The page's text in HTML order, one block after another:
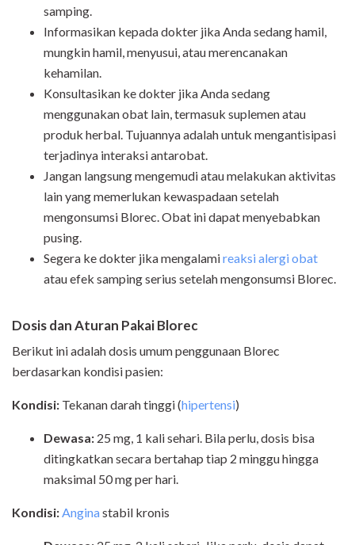
samping.
Informasikan kepada dokter jika Anda sedang hamil,
mungkin hamil, menyusui, atau merencanakan
kehamilan.
Konsultasikan ke dokter jika Anda sedang
menggunakan obat lain, termasuk suplemen atau
produk herbal. Tujuannya adalah untuk mengantisipasi
terjadinya interaksi antarobat.
Jangan langsung mengemudi atau melakukan aktivitas
lain yang memerlukan kewaspadaan setelah
mengonsumsi Blorec. Obat ini dapat menyebabkan
pusing.
Segera ke dokter jika mengalamireaksi alergi obat
atau efek samping serius setelah mengonsumsi Blorec.
Dosis dan Aturan Pakai Blorec
Berikut ini adalah dosis umum penggunaan Blorec
berdasarkan kondisi pasien:
Kondisi: Tekanan darah tinggi (hipertensi)
Dewasa: 25 mg, 1 kali sehari. Bila perlu, dosis bisa
ditingkatkan secara bertahap tiap 2 minggu hingga
maksimal 50 mg per hari.
Kondisi: Anginastabil kronis